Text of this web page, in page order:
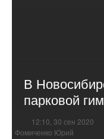
В
парковой
12:10, 30 сен 2020
Фомиченко Юрий